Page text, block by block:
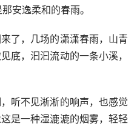
安逸柔和的春雨。
，几场的潇潇春雨，山青
底，汩汩流动的一条小溪，
不见淅淅的响声，也感觉
是一种湿漉漉的烟雾，轻轻